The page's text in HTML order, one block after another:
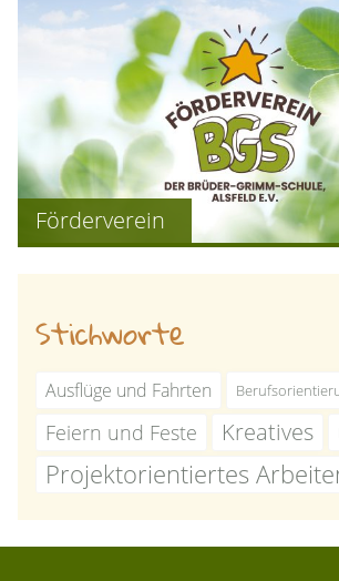
Förderverein
Stichworte
Ausflüge und Fahrten
Feiern und Feste Kreatives
Projektorientiertes